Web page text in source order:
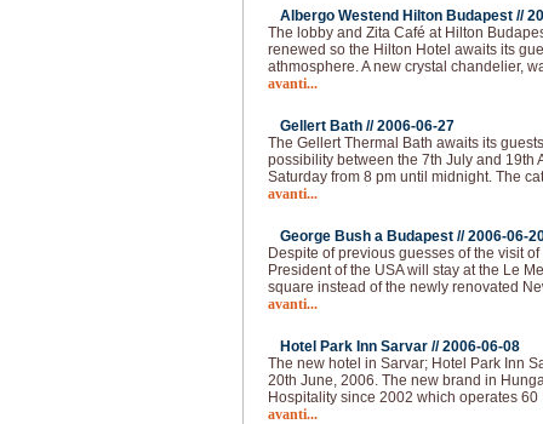
Albergo Westend Hilton Budapest //
The lobby and Zita Café at Hilton
renewed so the Hilton Hotel awaits its
athmosphere. A new crystal chandelier,
avanti...
Gellert Bath //2006-06-27
The Gellert Thermal Bath awaits its
possibility between the 7th July and 19th
Saturday from 8 pm until midnight. The
avanti...
George Bush a Budapest //2006-06-
Despite of previous guesses of the visit
President of the USA will stay at the Le
square instead of the newly renovated
avanti...
Hotel Park Inn Sarvar //2006-06-08
The new hotel in Sarvar; Hotel Park Inn
20th June, 2006. The new brand in
Hospitality since 2002 which operates 60
avanti...